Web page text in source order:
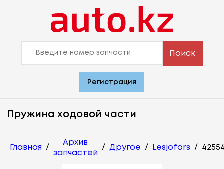
Поиск
Регистрация
Пружина ходовой части
Главная /
Архив
запчастей
/ Другое / Lesjofors /